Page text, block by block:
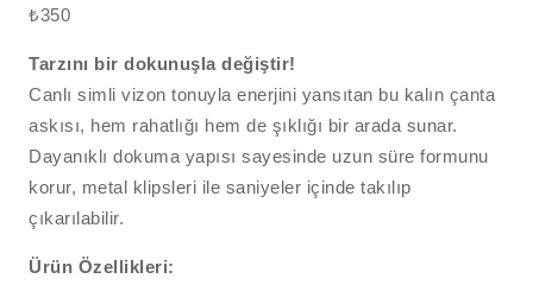
₺350
Tarzını bir dokunuşla değiştir!
Canlı simli vizon tonuyla enerjini yansıtan bu kalın çanta
askısı, hem rahatlığı hem de şıklığı bir arada sunar.
Dayanıklı dokuma yapısı sayesinde uzun süre formunu
korur, metal klipsleri ile saniyeler içinde takılıp
çıkarılabilir.
Ürün Özellikleri: